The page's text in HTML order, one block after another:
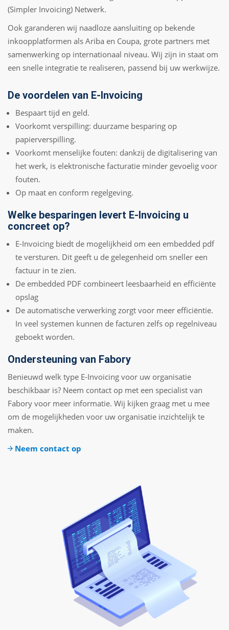
(Simpler Invoicing) Netwerk.
Ook garanderen wij naadloze aansluiting op bekende
inkoopplatformen als Ariba en Coupa, grote partners met
samenwerking op internationaal niveau. Wij zijn in staat om
een snelle integratie te realiseren, passend bij uw werkwijze.
De voordelen van E-Invoicing
Bespaart tijd en geld.
Voorkomt verspilling: duurzame besparing op
papierverspilling.
Voorkomt menselijke fouten: dankzij de digitalisering van
het werk, is elektronische facturatie minder gevoelig voor
fouten.
Op maat en conform regelgeving.
Welke besparingen levert E-Invoicing u
concreet op?
E-Invoicing biedt de mogelijkheid om een embedded pdf
te versturen. Dit geeft u de gelegenheid om sneller een
factuur in te zien.
De embedded PDF combineert leesbaarheid en efficiënte
opslag
De automatische verwerking zorgt voor meer efficiëntie.
In veel systemen kunnen de facturen zelfs op regelniveau
geboekt worden.
Ondersteuning van Fabory
Benieuwd welk type E-Invoicing voor uw organisatie
beschikbaar is? Neem contact op met een specialist van
Fabory voor meer informatie. Wij kijken graag met u mee
om de mogelijkheden voor uw organisatie inzichtelijk te
maken.
Neem contact op